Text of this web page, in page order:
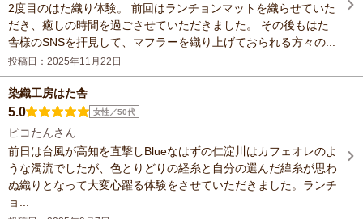
2度目のはた織り体験。 前回はランチョンマットを織らせていた
だき、癒しの時間を過ごさせていただきました。 その後もはた
舎様のSNSを拝見して、マフラーを織り上げておられる方々の...
投稿日：2025年11月22日
染織工房はた舎
5.0 女性／50代
ピコたんさん
前日は台風が高知を直撃しBlueなはずの仁淀川はカフェオレのよ
うな濁流でしたが、色とりどりの経糸と自分の選んだ緯糸が思わ
ぬ織りとなって大変心躍る体験をさせていただきました。ランチ
ョ...